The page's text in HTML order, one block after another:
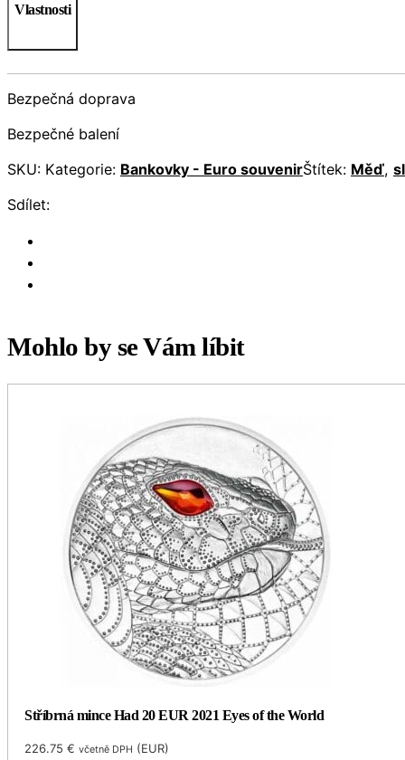
Vlastnosti
Bezpečná doprava
Bezpečné balení
SKU: Kategorie: Bankovky - Euro souvenirŠtítek: Měď,
Sdílet:
Mohlo by se Vám líbit
Stříbrná mince Had 20 EUR 2021 Eyes of the World
226.75€ včetně DPH (EUR)